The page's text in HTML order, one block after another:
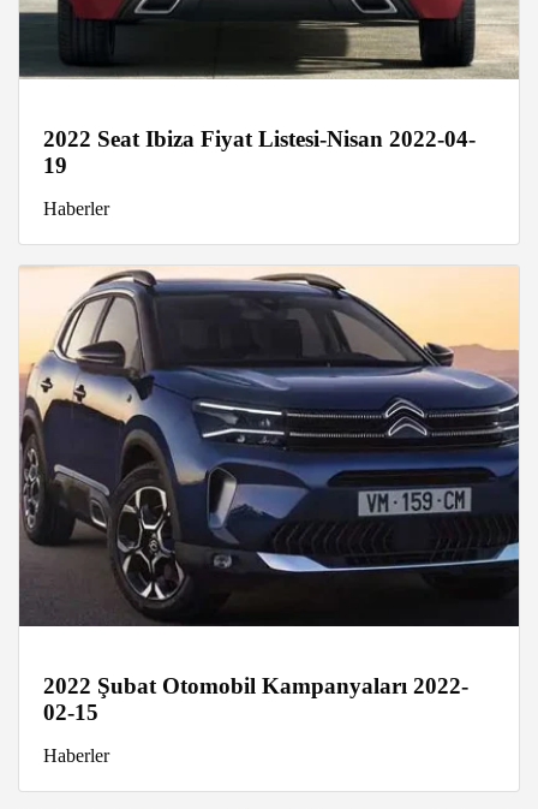
2022 Seat Ibiza Fiyat Listesi-Nisan 2022-04-
19
Haberler
2022 Şubat Otomobil Kampanyaları 2022-
02-15
Haberler